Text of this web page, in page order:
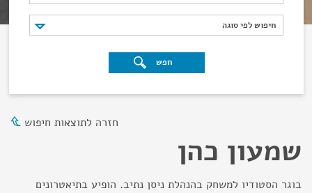
חיפוש לפי סוגה
חיפוש לפי סוגה
חפש
חזרה לתוצאות חיפוש
שמעון כהן
בוגר הסטודיו למשחק בהנהלת ניסן נתיב. הופיע בתיאטרונים